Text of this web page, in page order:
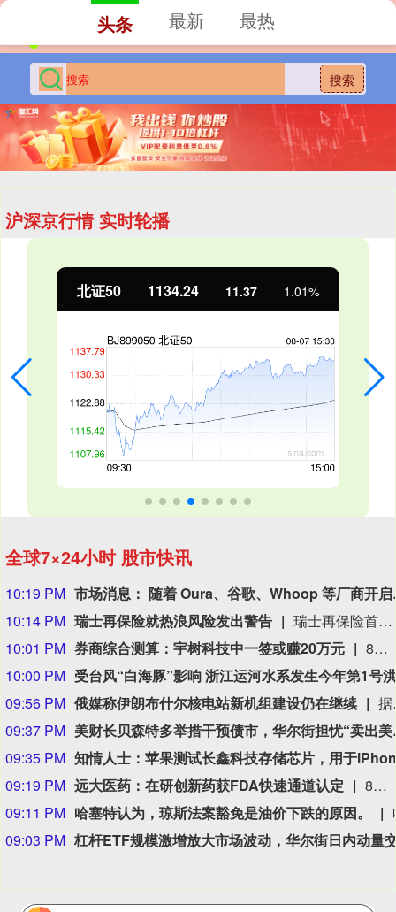
搜索
沪深京行情 实时轮播
北证50 1134.24 11.37 1.01%
全球7×24小时 股市快讯
10:19 PM
市场消息： 随着 Oura、谷歌、
10:14 PM 瑞士再保险就热浪风险发出警告
瑞士再保险首席执行官贝格尔（Andreas Berger）在接受瑞士《周日新苏黎世报》（NZZ am Sonntag）采访时表示：”热浪及其相关死亡人数的风险被低估了。”他补充说：”我们需要提高对由此产生的危险的认识。”贝格尔是在瑞士再保险公布2026年上半年净利润增长9%之后发表上述言论的，他表示现在断言超额死亡率将如何影响这家总部位于苏黎世的公司的财务数据还为时过早。
10:01 PM 券商综合测算：宇树科技中一签或赚20万元
8月10日，A股“人形机器人第一股”宇树科技（688836.SH）将在科创板正式开启申购。考虑到宇树科技本次发行流通盘规模较小，又叠加“第一股”的题材光环，多家券商综合测算显示，其预计中签率在万分之二至万分之三之间，远低于长鑫科技0.47%的中签率水平。数据显示，2026年以来A股新股上市首日平均涨幅高达276.04%，若以此测算，中一签宇树科技账面盈利有望突破20万元；若对标年内科创板新股首日466.61%的平均涨幅，单签盈利可达35.18万元。（21世纪经济报道）
10:00 PM
09:56 PM 俄媒称伊朗布什尔核电站新机组建设仍在继续
据俄罗斯媒体9日报道，俄罗斯国家原子能公司首席执行官利哈乔夫说，伊朗布什尔核
09:37 PM
美财长
09:35 PM
09:19 PM 远大医药：在研创新药获FDA快速通道认定
8月9日，远大医药（00512.HK）披露公告，公司FAP靶点创新核药GPN01530-2获得美国FDA授予快速通道资格（FTD）。GPN01530-2目前已获FDA批准开展用于诊断实体瘤的I/II期临床研究，此次获快速通道资格认定，有望加快GPN01530-2未来开发及上市进程。
09:11 PM 哈塞特认为，琼斯法案豁免是油价下跌的原因。
09:03 PM
头条 最新 最热